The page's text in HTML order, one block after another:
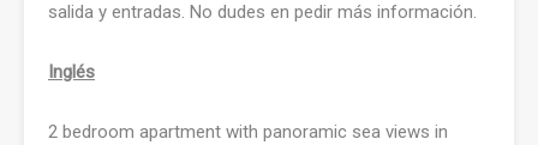
salida y entradas. No dudes en pedir más información.
Inglés
2 bedroom apartment with panoramic sea views in